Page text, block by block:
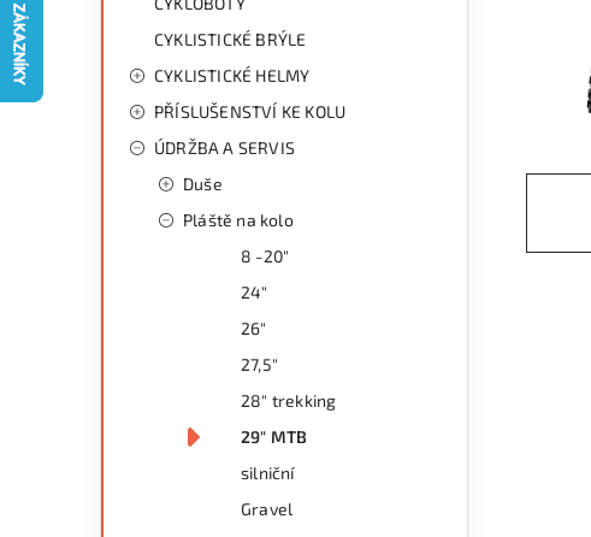
CYKLISTICKÉ BRÝLE
CYKLISTICKÉ HELMY
PŘÍSLUŠENSTVÍ KE KOLU
ÚDRŽBA A SERVIS
Duše
Pláště na kolo
8 -20"
24"
26"
27,5"
28" trekking
29" MTB
silniční
Gravel